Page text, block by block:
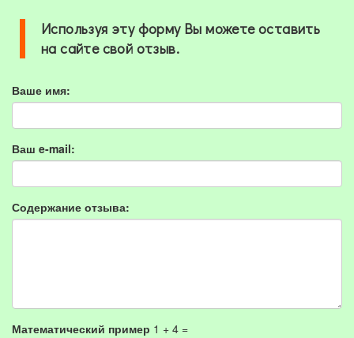
Используя эту форму Вы можете оставить
на сайте свой отзыв.
Ваше имя:
Ваш e-mail:
Содержание отзыва:
Математический пример 1 + 4 =